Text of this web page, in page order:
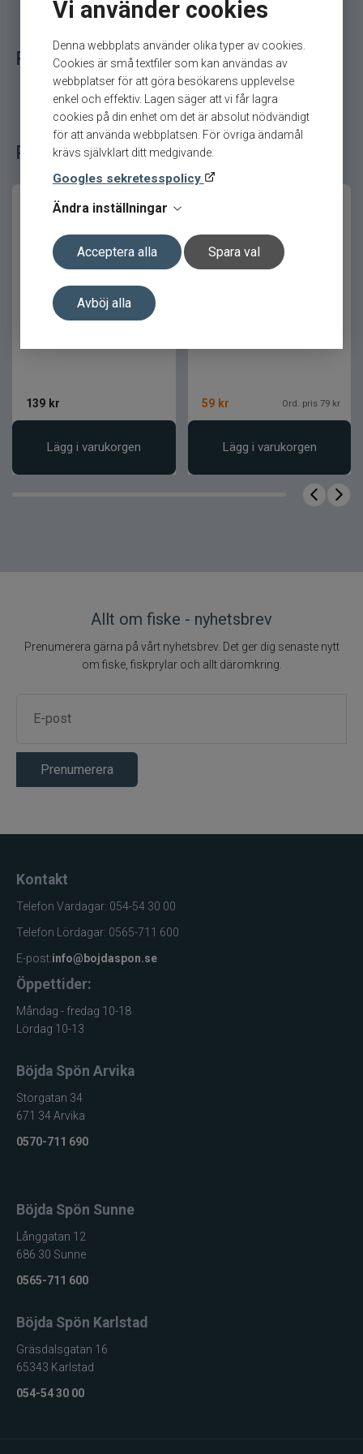
Vi använder cookies
Denna webbplats använder olika typer av cookies.
Cookies är små textfiler som kan användas av
webbplatser för att göra besökarens upplevelse
enkel och effektiv. Lagen säger att vi får lagra
cookies på din enhet om det är absolut nödvändigt
för att använda webbplatsen. För övriga ändamål
krävs självklart ditt medgivande.
Googles sekretesspolicy
Ändra inställningar
Acceptera alla Spara val
Avböj alla
perfekt för abborrfiske, men är samtidigt
tillräckligt kraftfull för gös och mindre gäddor.
Den fungerar utmärkt på jiggskalle, dropshot eller
bakom spinnare.
En verklig allroundjigg för hela säsongen.
Beprövad favorit i generationer
Kopyto-serien har varit en självklar del av
den välbalanserade formen ger både lång
hållbarhet och extremt naturlig rörelse.
Ett måste i varje seriös sportfiskares beteslåda.
Mycket mångsidig i olika riggningar
Fungerar i alla vattenförhållanden
Beprövad prestanda över hela världen
(6,3
profil
Relaterade fiskeredskap för ditt fiske
Populära fiskeredskap bland våra kunder
Flatnose Dragon
26cm/50gr HOT PIKE
139 kr
Lägg i varukorgen
59 kr Ord. pris 79 kr
Lägg i varukorgen
Allt om fiske - nyhetsbrev
Prenumerera gärna på vårt nyhetsbrev. Det ger dig senaste nytt
om fiske, fiskprylar och allt däromkring.
Prenumerera
Kontakt
Telefon Vardagar: 054-54 30 00
Telefon Lördagar: 0565-711 600
E-post:info@bojdaspon.se
Öppettider:
Måndag - fredag 10-18
Lördag 10-13
Böjda Spön Arvika
Storgatan 34
671 34 Arvika
0570-711 690
Böjda Spön Sunne
Långgatan 12
686 30 Sunne
0565-711 600
Böjda Spön Karlstad
Gräsdalsgatan 16
65343 Karlstad
054-54 30 00